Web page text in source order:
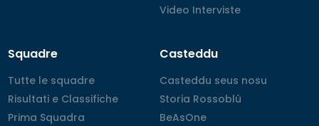
Video Interviste
Video Interviste
Squadre
Tutte le squadre
Tutte le squadre
Risultati e Classifiche
Risultati e Classifiche
Prima Squadra
Prima Squadra
Casteddu
Casteddu seus nosu
Casteddu seus nosu
Storia Rossoblù
Storia Rossoblù
BeAsOne
BeAsOne